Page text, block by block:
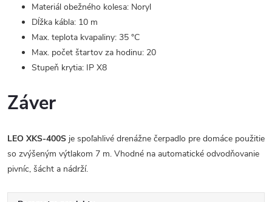
Materiál obežného kolesa: Noryl
Dĺžka kábla: 10 m
Max. teplota kvapaliny: 35 °C
Max. počet štartov za hodinu: 20
Stupeň krytia: IP X8
Záver
LEO XKS-400S je spoľahlivé drenážne čerpadlo pre domáce použitie
so zvýšeným výtlakom 7 m. Vhodné na automatické odvodňovanie
pivníc, šácht a nádrží.